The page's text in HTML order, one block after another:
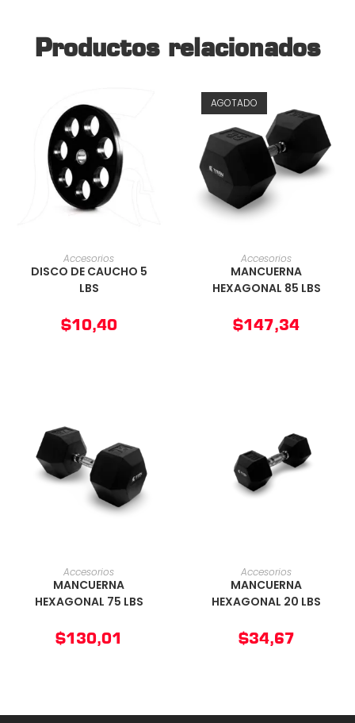
Productos relacionados
AÑADIR AL CARRITO
Accesorios
DISCO DE CAUCHO 5
LBS
$10,40
AGOTADO
AÑADIR AL CARRITO
Accesorios
MANCUERNA
HEXAGONAL 85 LBS
$147,34
AÑADIR AL CARRITO
Accesorios
MANCUERNA
HEXAGONAL 75 LBS
$130,01
AÑADIR AL CARRITO
Accesorios
MANCUERNA
HEXAGONAL 20 LBS
$34,67